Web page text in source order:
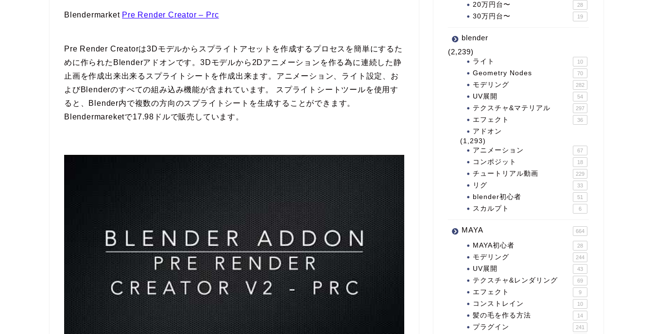
Blendermarket Pre Render Creator – Prc
Pre Render Creatorは3Dモデルからスプライトアセットを作成するプロセスを簡単にするた
めに作られたBlenderアドオンです。3Dモデルから2Dアニメーションを作る為に連続した静
止画を作成出来出来るスプライトシートを作成出来ます。アニメーション、ライト設定、お
よびBlenderのすべての組み込み機能が含まれています。 スプライトシートツールを使用す
ると、Blender内で複数の方向のスプライトシートを生成することができます。
Blendermareketで17.98ドルで販売しています。
20万円台〜 28
30万円台〜 19
blender
(2,239)
ライト 10
Geometry Nodes 70
モデリング 282
UV展開 54
テクスチャ&マテリアル 297
エフェクト 36
アドオン
(1,293)
アニメーション
67
コンポジット 18
チュートリアル動画 229
リグ 33
blender初心者 51
スカルプト 6
MAYA 664
MAYA初心者 28
モデリング 244
UV展開 43
テクスチャ&レンダリング 69
エフェクト 9
コンストレイン 10
髪の毛を作る方法 14
プラグイン 241